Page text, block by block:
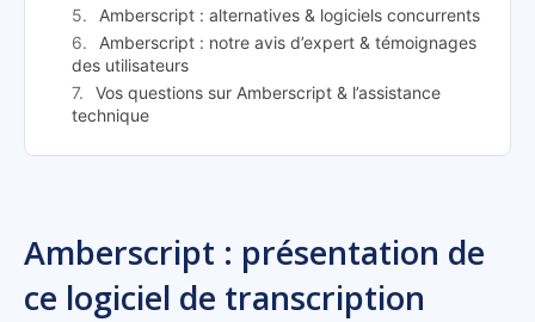
Amberscript : alternatives & logiciels concurrents
Amberscript : notre avis d’expert & témoignages
des utilisateurs
Vos questions sur Amberscript & l’assistance
technique
Amberscript : présentation de
ce logiciel de transcription